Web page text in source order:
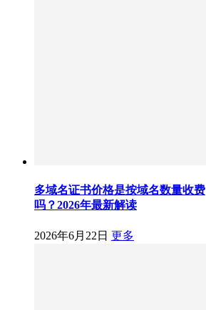
多域名证书价格是按域名数量收费
吗？2026年最新解读
2026年6月22日 更多